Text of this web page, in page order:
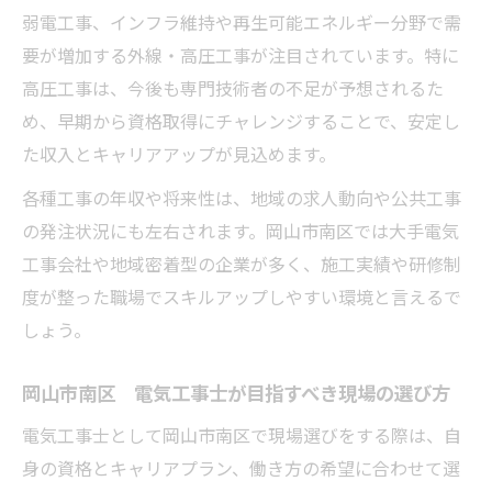
弱電工事、インフラ維持や再生可能エネルギー分野で需
要が増加する外線・高圧工事が注目されています。特に
高圧工事は、今後も専門技術者の不足が予想されるた
め、早期から資格取得にチャレンジすることで、安定し
た収入とキャリアアップが見込めます。
各種工事の年収や将来性は、地域の求人動向や公共工事
の発注状況にも左右されます。岡山市南区では大手電気
工事会社や地域密着型の企業が多く、施工実績や研修制
度が整った職場でスキルアップしやすい環境と言えるで
しょう。
岡山市南区 電気工事士が目指すべき現場の選び方
電気工事士として岡山市南区で現場選びをする際は、自
身の資格とキャリアプラン、働き方の希望に合わせて選